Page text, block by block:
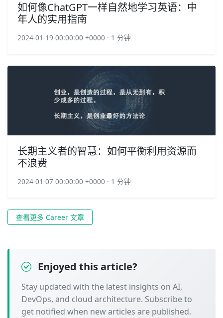
如何像ChatGPT一样自然地学习英语：中
年人的实用指南
2024-01-19 00:00:00 +0000 · 1 分钟
长期主义者的智慧：如何平衡利用资源而
不浪费
2024-01-07 00:00:00 +0000 · 1 分钟
查看更多 Career 文章
Enjoyed this article?
Stay updated with the latest insights on AI,
DevOps, and cloud architecture. Subscribe to
get notified when new articles are published.